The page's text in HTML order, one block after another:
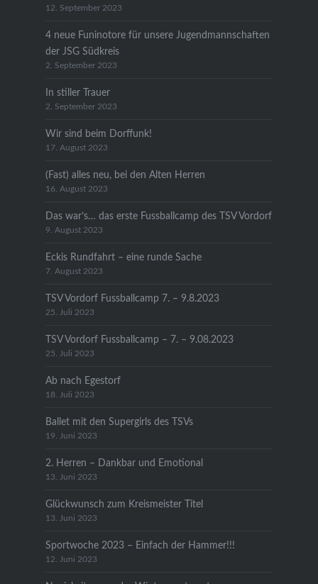
12. September 2023
4 neue Funinotore für unsere Jugendmannschaften
der JSG Südkreis
2. September 2023
In stiller Trauer
2. September 2023
Wir sind beim Dorffunk!
17. August 2023
(Fast) alles neu, bei den Alten Herren
16. August 2023
Das war’s… das erste Fussballcamp des TSV Vordorf
9. August 2023
Eckis Rundfahrt – eine runde Sache
7. August 2023
TSV Vordorf Fussballcamp 7. – 9.8.2023
25. Juli 2023
TSV Vordorf Fussballcamp – 7. – 9.08.2023
25. Juli 2023
Ab nach Egestorf
18. Juli 2023
Ballet mit den Supergirls des TSVs
19. Juni 2023
2. Herren – Dankbar und Emotional
13. Juni 2023
Glückwunsch zum Kreismeister Titel
13. Juni 2023
Sportwoche 2023 – Einfach der Hammer!!!
12. Juni 2023